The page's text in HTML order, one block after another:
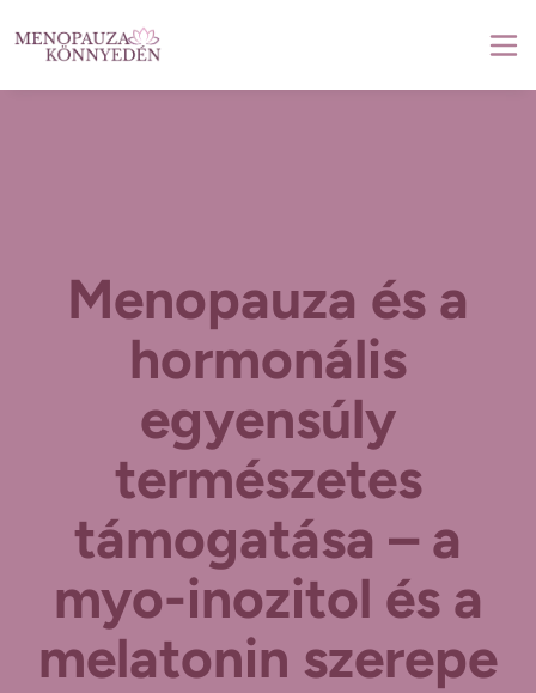
Menopauza és a
hormonális
egyensúly
természetes
támogatása – a
myo-inozitol és a
melatonin szerepe